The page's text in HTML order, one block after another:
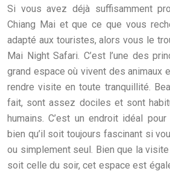
Si vous avez déjà suffisamment
Chiang Mai et que ce que vous
adapté aux touristes, alors vous le
Mai Night Safari. C’est l’une des
grand espace où vivent des animaux
rendre visite en toute tranquillité.
fait, sont assez dociles et sont
humains. C’est un endroit idéal
bien qu’il soit toujours fascinant si
ou simplement seul. Bien que la
soit celle du soir, cet espace est